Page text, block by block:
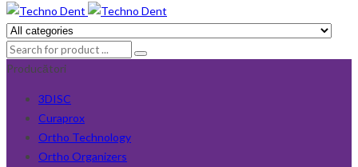
Producători
3DISC
Curaprox
Ortho Technology
Ortho Organizers